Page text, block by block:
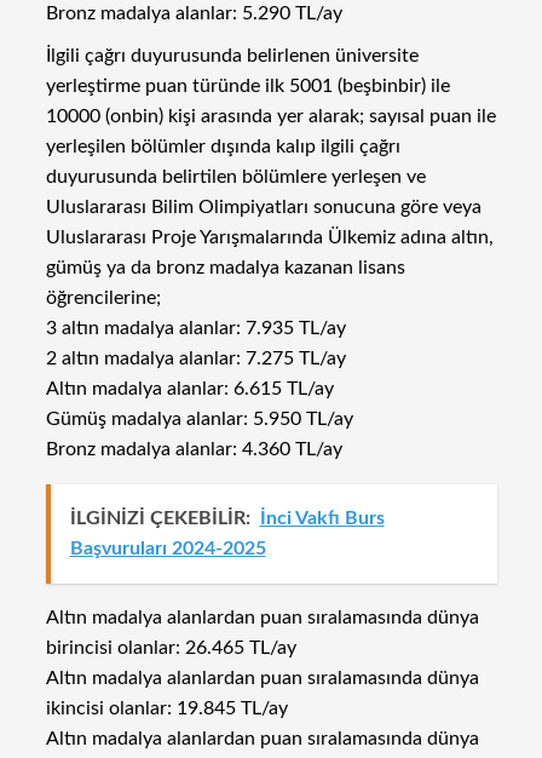
Bronz madalya alanlar: 5.290 TL/ay
İlgili çağrı duyurusunda belirlenen üniversite
yerleştirme puan türünde ilk 5001 (beşbinbir) ile
10000 (onbin) kişi arasında yer alarak; sayısal puan ile
yerleşilen bölümler dışında kalıp ilgili çağrı
duyurusunda belirtilen bölümlere yerleşen ve
Uluslararası Bilim Olimpiyatları sonucuna göre veya
Uluslararası Proje Yarışmalarında Ülkemiz adına altın,
gümüş ya da bronz madalya kazanan lisans
öğrencilerine;
3 altın madalya alanlar: 7.935 TL/ay
2 altın madalya alanlar: 7.275 TL/ay
Altın madalya alanlar: 6.615 TL/ay
Gümüş madalya alanlar: 5.950 TL/ay
Bronz madalya alanlar: 4.360 TL/ay
İLGİNİZİ ÇEKEBİLİR:
İnci Vakfı Burs
Başvuruları 2024-2025
Altın madalya alanlardan puan sıralamasında dünya
birincisi olanlar: 26.465 TL/ay
Altın madalya alanlardan puan sıralamasında dünya
ikincisi olanlar: 19.845 TL/ay
Altın madalya alanlardan puan sıralamasında dünya